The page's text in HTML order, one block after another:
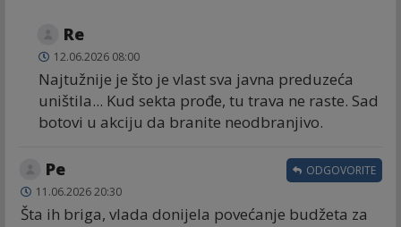
Re
12.06.2026 08:00
Najtužnije je što je vlast sva javna preduzeća
uništila... Kud sekta prođe, tu trava ne raste. Sad
botovi u akciju da branite neodbranjivo.
Ре
11.06.2026 20:30
Šta ih briga, vlada donijela povećanje budžeta za
ODGOVORITE